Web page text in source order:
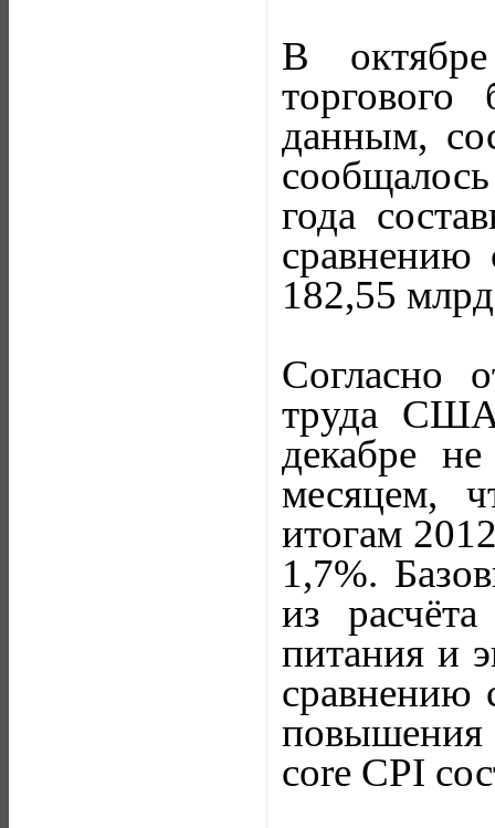
В
данным,
года
сравнению
182,55
Согласно
труда
декабре
месяцем,
итогам
1,7%.
из
питания и
сравнению
повышения
core CPI